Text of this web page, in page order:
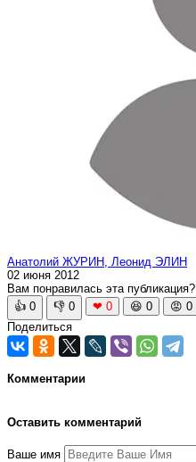
Анатолий ЖУРИН, Леонид ЭЛИН
02 июня 2012
Вам понравилась эта публикация?
👍 0 👎 0 ❤ 0 😆 0 😡 0
Поделиться
Комментарии
Оставить комментарий
Ваше имя